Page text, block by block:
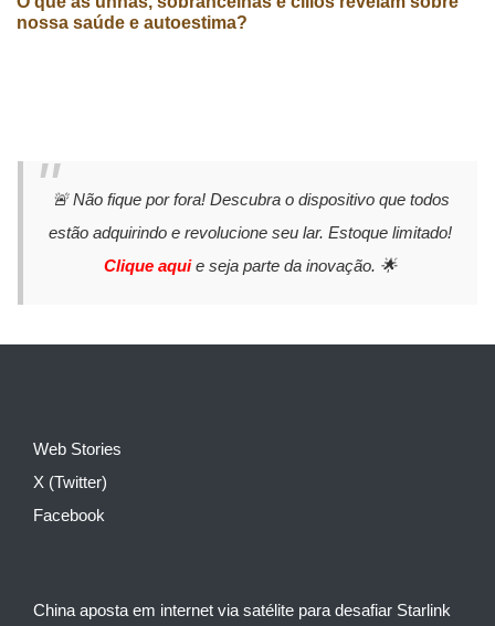
nossa saúde e autoestima?
🚨 Não fique por fora! Descubra o dispositivo que todos
estão adquirindo e revolucione seu lar. Estoque limitado!
Clique aquie seja parte da inovação. 🌟
Web Stories
X (Twitter)
Facebook
China aposta em internet via satélite para desafiar Starlink